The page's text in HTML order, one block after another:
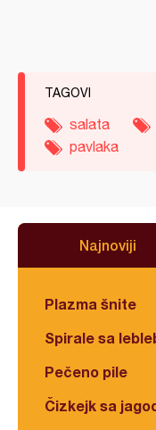
TAGOVI
salata
pavlaka
Najnoviji
Plazma šnite
Spirale sa
Pečeno pile
Čizkejk sa